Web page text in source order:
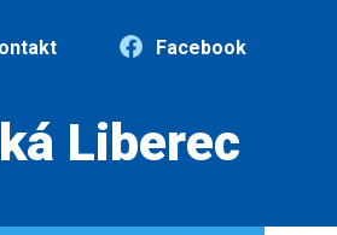
Facebook
Liberec